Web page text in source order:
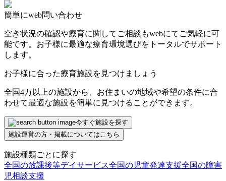
簡単にweb問い合わせ
空き状況の確認や療育に関してご相談もwebにてご気軽に可
能です。お子様に最適な療育環境選びをトータルでサポート
します。
お子様に合った療育施設を見つけましょう
全国4万以上の施設から、お住まいの地域や希望の条件に合
わせて最適な施設を簡単に見つけることができます。
今すぐ施設を探す
施設運営の方・掲載についてはこちら
施設種類ごとに探す
全国の放課後等デイサービス全国の児童発達支援全国の障害
児相談支援